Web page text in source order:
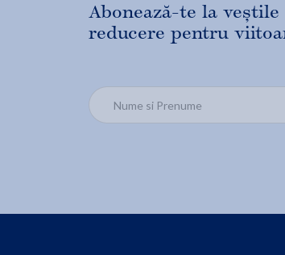
Abonează-te la
reducere pentru